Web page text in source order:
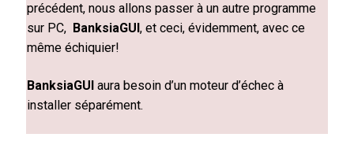
précédent, nous allons passer à un autre programme
sur PC, BanksiaGUI , et ceci, évidemment, avec ce
même échiquier!
BanksiaGUI aura besoin d’un moteur d’échec à
installer séparément.